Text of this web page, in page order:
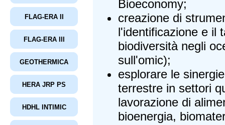
FLAG-ERA II
FLAG-ERA III
GEOTHERMICA
HERA JRP PS
HDHL INTIMIC
Bioeconomy;
creazione di
l'identificazione e il
biodiversità negli
sull'omic);
esplorare le
terrestre in settori
lavorazione di
bioenergia,